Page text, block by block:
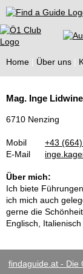
Find a
Home Über uns
Guides
Mag. Inge
6710 Nenzing
Mobil
+43
E-Mail
Über mich:
Ich biete
ich mich auch
gerne die
Englisch, Italienisch
findaguide.at - Die